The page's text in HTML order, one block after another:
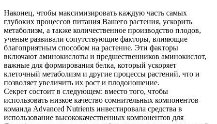
Наконец, чтобы максимизировать каждую часть самых
глубоких процессов питания Вашего растения, ускорить
метаболизм, а также количественное производство плодов,
ученые развивали сопутствующие факторы, влияющие
благоприятным способом на растение. Эти факторы
включают аминокислоты и предшественников аминокислот,
важные для формирования белка, который ускоряет
клеточный метаболизм и другие процессы растений, что и
позволяет увеличить их рост и плодоношение.
Секрет состоит в следующем: вместо того, чтобы
использовать низкое качество сомнительных компонентов
команда Advanced Nutrients инвестировала средства в
использование высококачественных компонентов для